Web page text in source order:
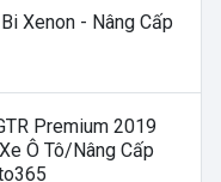
Xenon - Nâng Cấp
Premium 2019
Ô Tô/nâng Cấp